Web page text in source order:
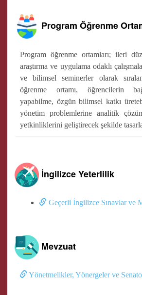
Program Öğrenme
Program öğrenme ortamları; ileri
araştırma ve uygulama odaklı
ve bilimsel seminerler olarak
öğrenme ortamı, öğrencilerin
yapabilme, özgün bilimsel katkı
yönetim problemlerine analitik
yetkinliklerini geliştirecek şekilde
İngilizce Yeterlilik
Geçerli İngilizce Sınavlar ve
Mevzuat
Yönetmelikler, Yönergeler ve Senato